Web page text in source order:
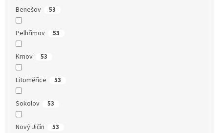
Benešov 53
Pelhřimov 53
Krnov 53
Litoměřice 53
Sokolov 53
Nový Jičín 53